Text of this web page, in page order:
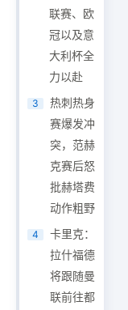
联赛、欧
冠以及意
大利杯全
力以赴
3
热刺热身
赛爆发冲
突，范赫
克赛后怒
批赫塔费
动作粗野
4
卡里克：
拉什福德
将跟随曼
联前往都